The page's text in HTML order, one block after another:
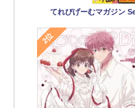
てれびげーむマガジン
2位